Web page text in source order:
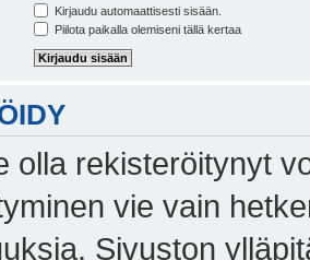
Kirjaudu automaattisesti sisään.
Piilota paikalla olemiseni tällä kertaa
olla rekisteröitynyt
vie vain
Sivuston